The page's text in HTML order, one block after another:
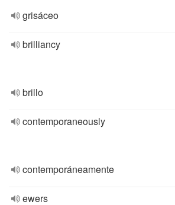
grisáceo
brilliancy
brillo
contemporaneously
contemporáneamente
ewers